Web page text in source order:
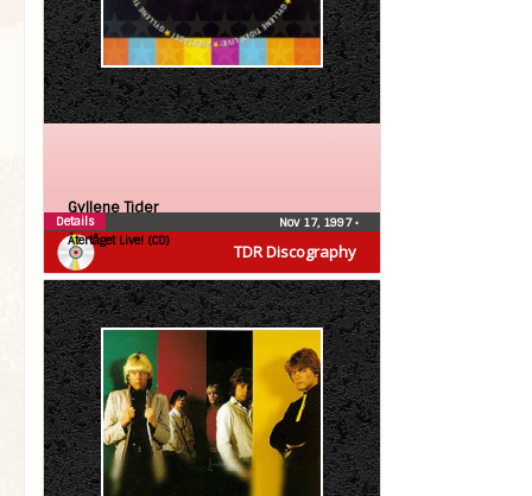
TDR Discography
Gyllene Tider
Återtåget Live! (CD)
Nov 17, 1997•
Details